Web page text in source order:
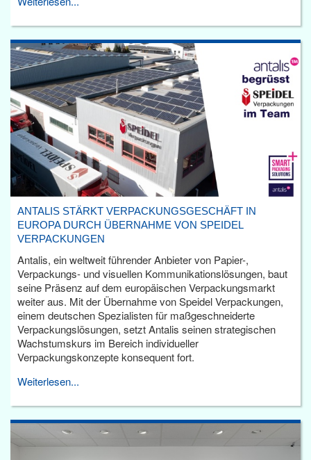
ANTALIS STÄRKT VERPACKUNGSGESCHÄFT IN
EUROPA DURCH ÜBERNAHME VON SPEIDEL
VERPACKUNGEN
Antalis, ein weltweit führender Anbieter von Papier-,
Verpackungs- und visuellen Kommunikationslösungen, baut
seine Präsenz auf dem europäischen Verpackungsmarkt
weiter aus. Mit der Übernahme von Speidel Verpackungen,
einem deutschen Spezialisten für maßgeschneiderte
Verpackungslösungen, setzt Antalis seinen strategischen
Wachstumskurs im Bereich individueller
Verpackungskonzepte konsequent fort.
Weiterlesen...